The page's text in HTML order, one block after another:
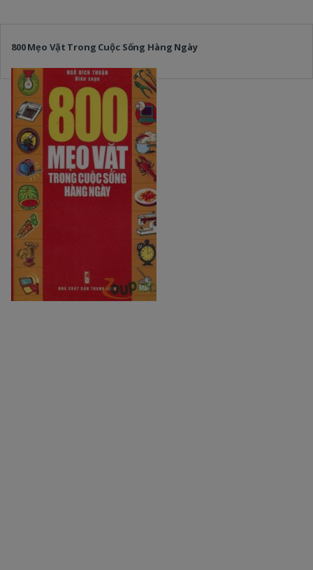
800 Mẹo Vặt Trong Cuộc Sống Hàng Ngày